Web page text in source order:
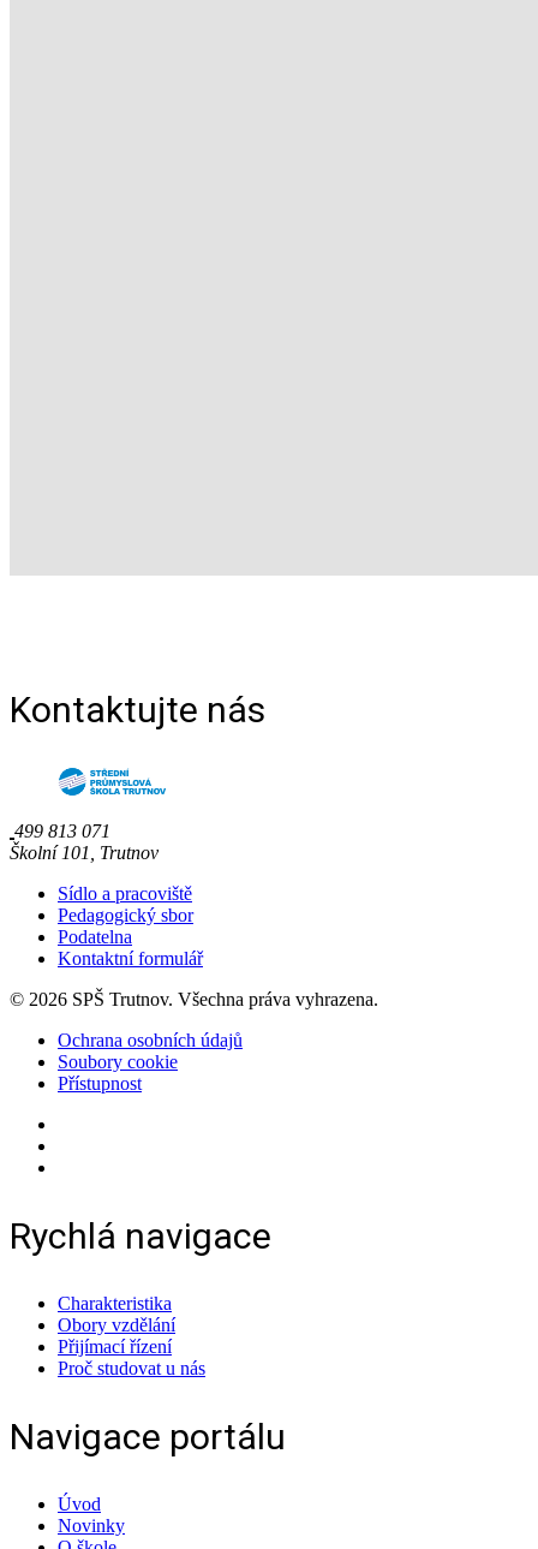
Kontaktujte nás
499 813 071
Školní 101, Trutnov
Sídlo a pracoviště
Pedagogický sbor
Podatelna
Kontaktní formulář
© 2026 SPŠ Trutnov. Všechna práva vyhrazena.
Ochrana osobních údajů
Soubory cookie
Přístupnost
Rychlá navigace
Charakteristika
Obory vzdělání
Přijímací řízení
Proč studovat u nás
Navigace portálu
Úvod
Novinky